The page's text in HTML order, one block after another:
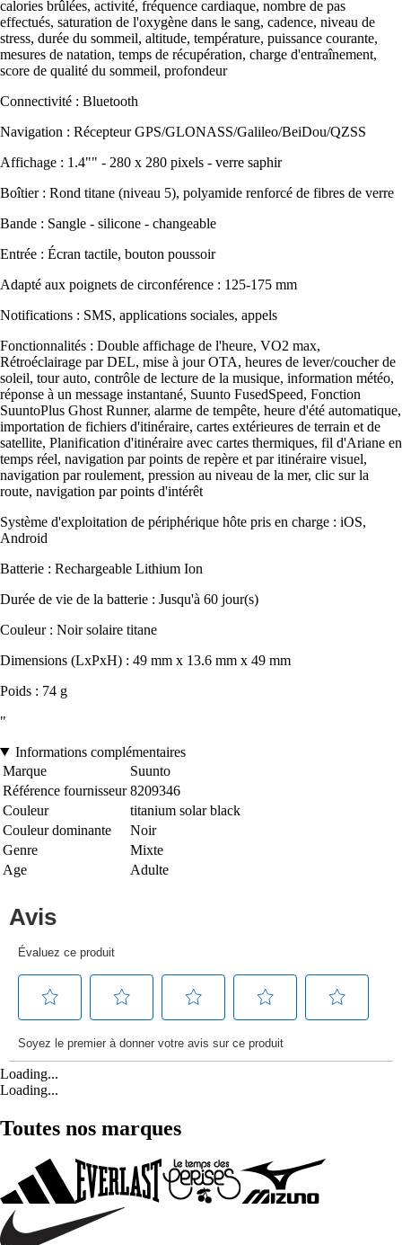
calories brûlées, activité, fréquence cardiaque, nombre de pas
effectués, saturation de l'oxygène dans le sang, cadence, niveau de
stress, durée du sommeil, altitude, température, puissance courante,
mesures de natation, temps de récupération, charge d'entraînement,
score de qualité du sommeil, profondeur
Connectivité : Bluetooth
Navigation : Récepteur GPS/GLONASS/Galileo/BeiDou/QZSS
Affichage : 1.4"" - 280 x 280 pixels - verre saphir
Boîtier : Rond titane (niveau 5), polyamide renforcé de fibres de verre
Bande : Sangle - silicone - changeable
Entrée : Écran tactile, bouton poussoir
Adapté aux poignets de circonférence : 125-175 mm
Notifications : SMS, applications sociales, appels
Fonctionnalités : Double affichage de l'heure, VO2 max,
Rétroéclairage par DEL, mise à jour OTA, heures de lever/coucher de
soleil, tour auto, contrôle de lecture de la musique, information météo,
réponse à un message instantané, Suunto FusedSpeed, Fonction
SuuntoPlus Ghost Runner, alarme de tempête, heure d'été automatique,
importation de fichiers d'itinéraire, cartes extérieures de terrain et de
satellite, Planification d'itinéraire avec cartes thermiques, fil d'Ariane en
temps réel, navigation par points de repère et par itinéraire visuel,
navigation par roulement, pression au niveau de la mer, clic sur la
route, navigation par points d'intérêt
Système d'exploitation de périphérique hôte pris en charge : iOS,
Android
Batterie : Rechargeable Lithium Ion
Durée de vie de la batterie : Jusqu'à 60 jour(s)
Couleur : Noir solaire titane
Dimensions (LxPxH) : 49 mm x 13.6 mm x 49 mm
Poids : 74 g
"
Informations complémentaires
Marque
Suunto
Référence fournisseur 8209346
Couleur
titanium solar black
Couleur dominante
Noir
Genre
Mixte
Age
Adulte
Loading...
Loading...
Toutes nos marques